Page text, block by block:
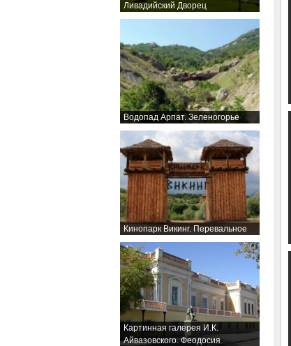
Ливадийский Дворец
Водопад Арпат. Зеленогорье
Кинопарк Викинг. Перевальное
Картинная галерея И.К.
Айвазовского. Феодосия